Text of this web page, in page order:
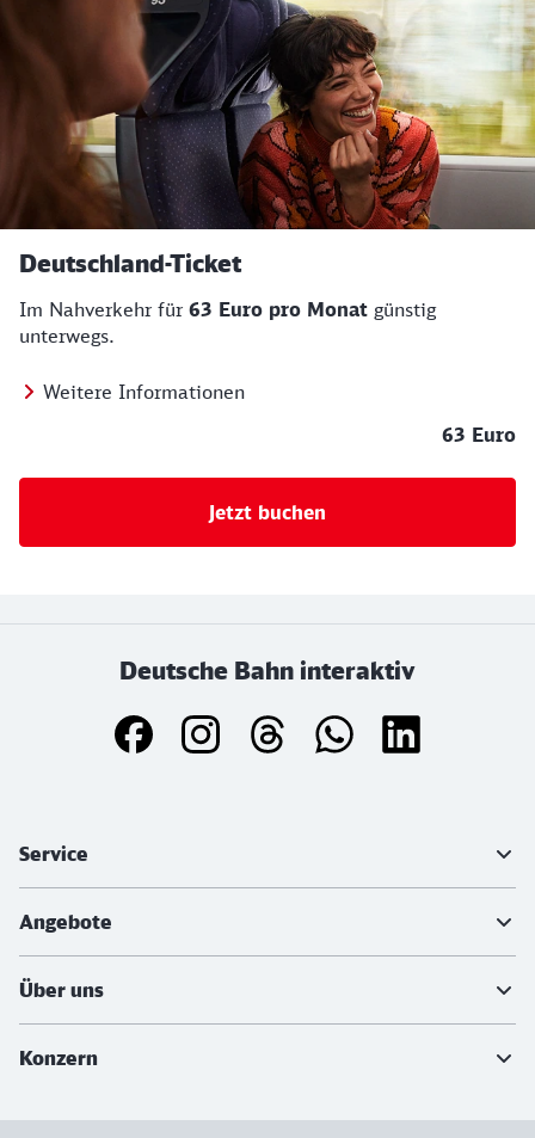
Deutschland-Ticket
Im Nahverkehr für 63 Euro pro Monat günstig
unterwegs.
Weitere Informationen
63 Euro
Jetzt buchen
Deutsche Bahn interaktiv
Service
Angebote
Über uns
Konzern